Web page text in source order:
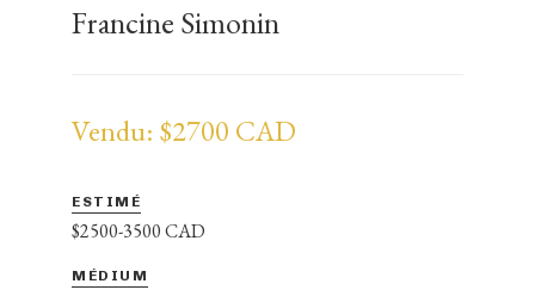
Francine Simonin
Vendu: $2700 CAD
ESTIMÉ
$2500-3500 CAD
MÉDIUM